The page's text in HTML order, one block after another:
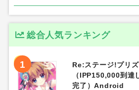
総合人気ランキング
1
Re:ステージ!プリ
（IPP150,000到達
完了）Android